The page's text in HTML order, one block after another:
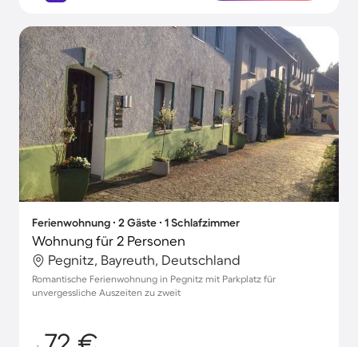
Ferienwohnung ∙ 2 Gäste ∙ 1 Schlafzimmer
Wohnung für 2 Personen
Pegnitz, Bayreuth, Deutschland
Romantische Ferienwohnung in Pegnitz mit Parkplatz für
unvergessliche Auszeiten zu zweit